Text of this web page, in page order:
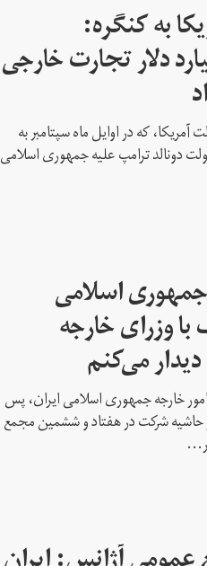
به کنگره:
۷۰ میلیارد دلار تجارت خارجی
که در اوایل ماه سپتامبر به
دونالد ترامپ علیه جمهوری اسلامی
اسلامی
با وزرای خارجه
دیدار می‌کنم
خارجه جمهوری اسلامی ایران، پس
حاشیه شرکت در هفتاد و ششمین مجمع